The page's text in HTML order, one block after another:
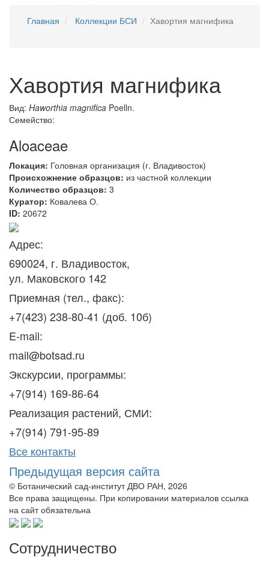
Главная Коллекции БСИ Хавортия магнифика
Хавортия магнифика
Вид: Haworthia magnifica Poelln.
Семейство:
Aloaceae
Локация: Головная организация (г. Владивосток)
Происхожнение образцов: из частной коллекции
Количество образцов: 3
Куратор: Ковалева О.
ID: 20672
Адрес:
690024, г. Владивосток,
ул. Маковского 142
Приемная (тел., факс):
+7(423) 238-80-41 (доб. 10б)
E-mail:
mail@botsad.ru
Экскурсии, программы:
+7(914) 169-86-64
Реализация растений, СМИ:
+7(914) 791-95-89
Все контакты
Предыдущая версия сайта
© Ботанический сад-институт ДВО РАН, 2026
Все права защищены. При копировании материалов ссылка
на сайт обязательна
Сотрудничество